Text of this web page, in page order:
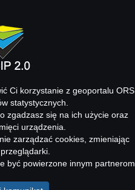
Ci korzystanie z geoportalu
statystycznych.
zgadzasz się na ich użycie oraz
urządzenia.
zarządzać cookies, zmieniając
być powierzone innym